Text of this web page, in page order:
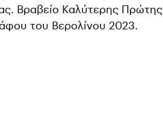
Βραβείο Καλύτερης Πρώτης
του Βερολίνου 2023.